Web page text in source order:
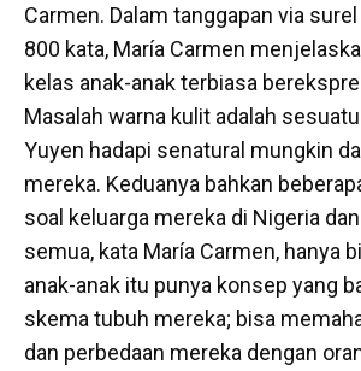
Carmen. Dalam tanggapan via
800 kata, María Carmen
kelas anak-anak terbiasa
Masalah warna kulit adalah
Yuyen hadapi senatural mungkin
mereka. Keduanya bahkan
soal keluarga mereka di Nigeria
semua, kata María Carmen, hanya
anak-anak itu punya konsep yang
skema tubuh mereka; bisa
dan perbedaan mereka dengan